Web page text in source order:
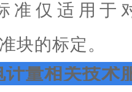
准仅适用于
块的标定。
计量相关技术